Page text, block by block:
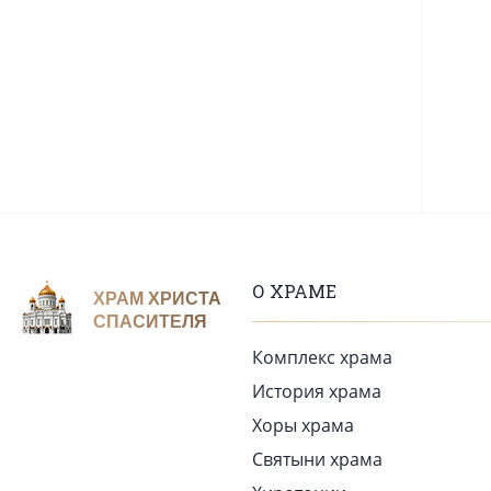
ХРАМ ХРИСТА
СПАСИТЕЛЯ
О ХРАМЕ
Комплекс храма
История храма
Хоры храма
Святыни храма